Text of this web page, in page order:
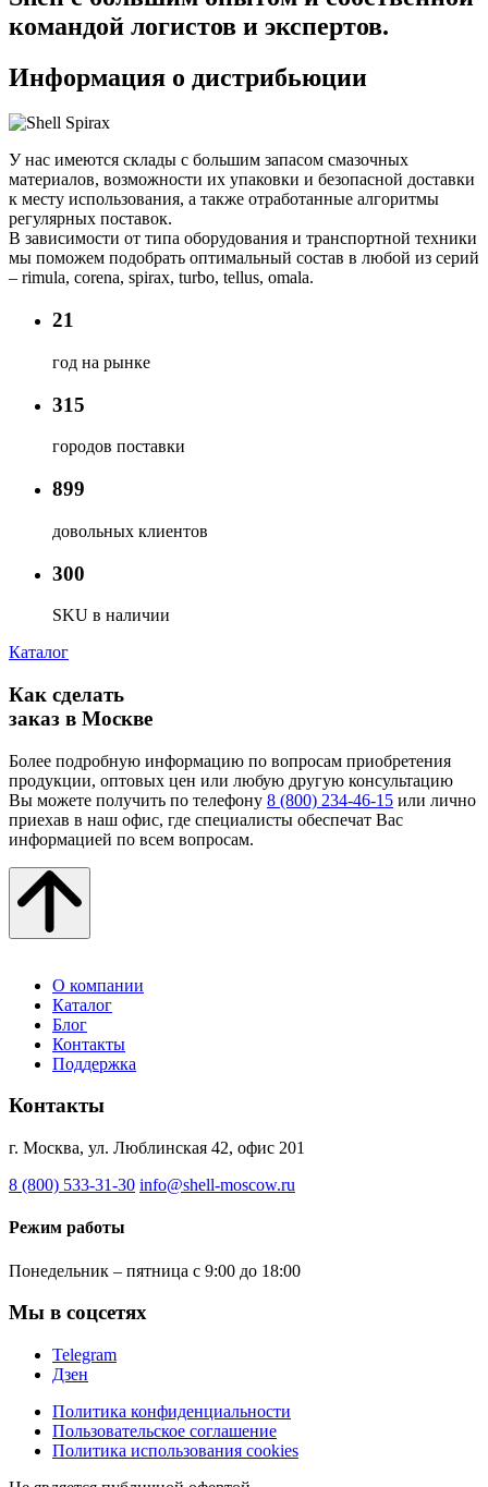
командой логистов и экспертов.
Информация о дистрибьюции
У нас имеются склады с большим запасом смазочных
материалов, возможности их упаковки и безопасной доставки
к месту использования, а также отработанные алгоритмы
регулярных поставок.
В зависимости от типа оборудования и транспортной техники
мы поможем подобрать оптимальный состав в любой из серий
– rimula, corena, spirax, turbo, tellus, omala.
21
год на рынке
315
городов поставки
899
довольных клиентов
300
SKU в наличии
Каталог
Как сделать
заказ в Москве
Более подробную информацию по вопросам приобретения
продукции, оптовых цен или любую другую консультацию
Вы можете получить по телефону 8 (800) 234-46-15 или лично
приехав в наш офис, где специалисты обеспечат Вас
информацией по всем вопросам.
О компании
Каталог
Блог
Контакты
Поддержка
Контакты
г. Москва, ул. Люблинская 42, офис 201
8 (800) 533-31-30 info@shell-moscow.ru
Режим работы
Понедельник – пятница с 9:00 до 18:00
Мы в соцсетях
Telegram
Дзен
Политика конфиденциальности
Пользовательское соглашение
Политика использования cookies